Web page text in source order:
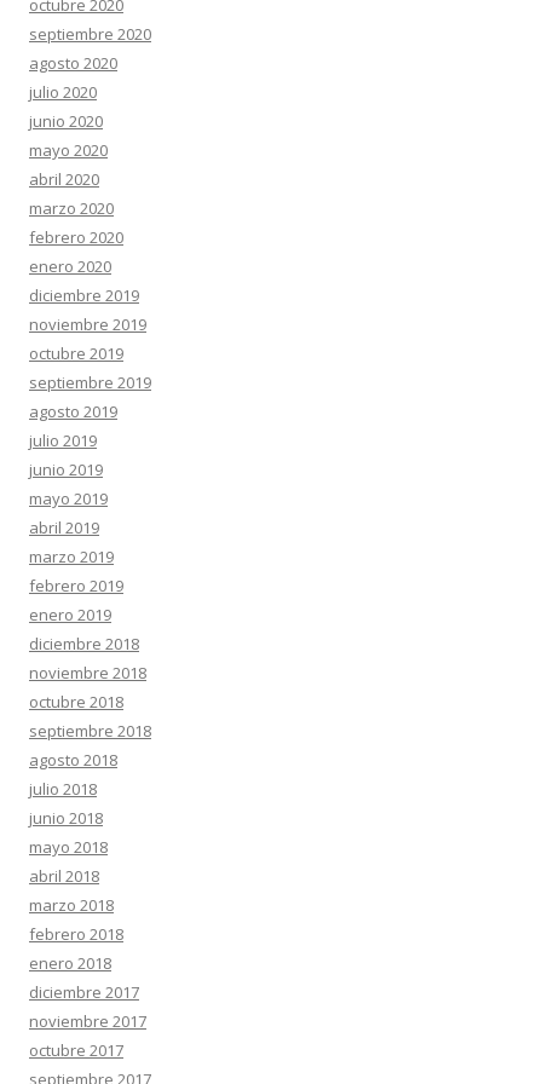
octubre 2020
septiembre 2020
agosto 2020
julio 2020
junio 2020
mayo 2020
abril 2020
marzo 2020
febrero 2020
enero 2020
diciembre 2019
noviembre 2019
octubre 2019
septiembre 2019
agosto 2019
julio 2019
junio 2019
mayo 2019
abril 2019
marzo 2019
febrero 2019
enero 2019
diciembre 2018
noviembre 2018
octubre 2018
septiembre 2018
agosto 2018
julio 2018
junio 2018
mayo 2018
abril 2018
marzo 2018
febrero 2018
enero 2018
diciembre 2017
noviembre 2017
octubre 2017
septiembre 2017